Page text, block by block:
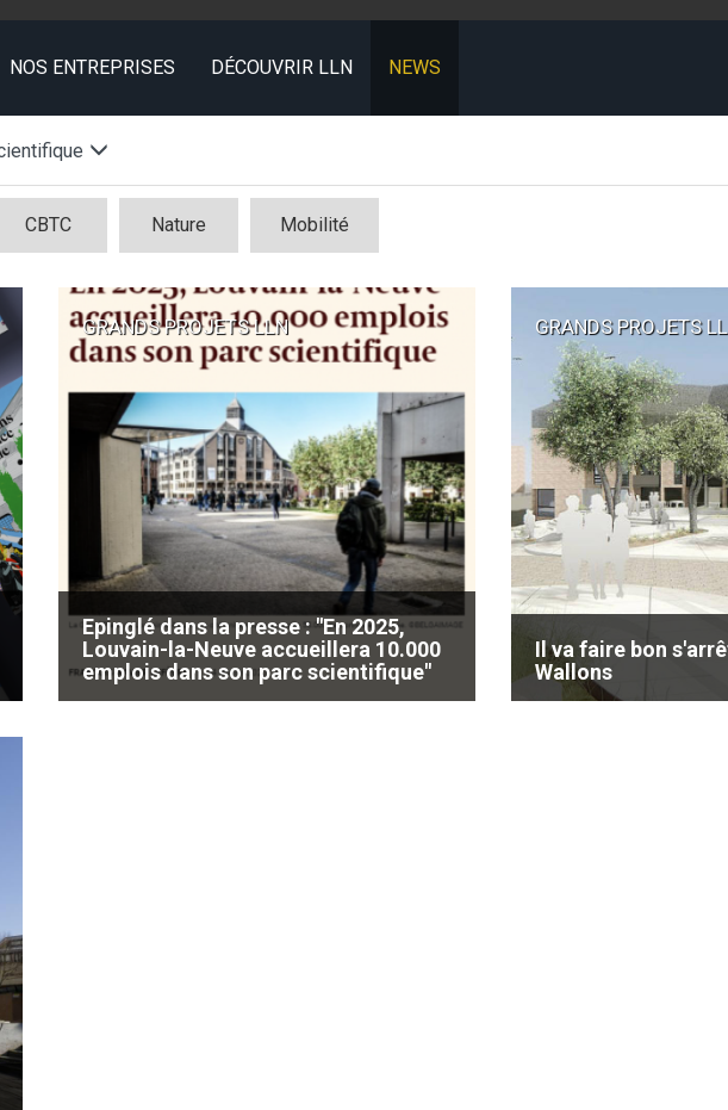
NOS ENTREPRISES DÉCOUVRIR LLN NEWS
CBTC Nature Mobilité
GRANDS PROJETS LLN
Epinglé dans la presse : "En 2025,
Louvain-la-Neuve accueillera 10.000
emplois dans son parc scientifique"
GRANDS PROJETS
Il va faire bon
Wallons
Grâce à la Ville